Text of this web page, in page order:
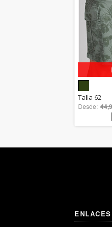
Talla 62
Desde:
ENLACES